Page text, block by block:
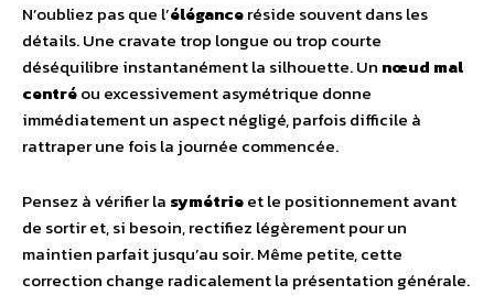
N’oubliez pas que l’éléganceréside souvent dans les
détails. Une cravate trop longue ou trop courte
déséquilibre instantanément la silhouette. Un nœud mal
centréou excessivement asymétrique donne
immédiatement un aspect négligé, parfois difficile à
rattraper une fois la journée commencée.
Pensez à vérifier la symétrieet le positionnement avant
de sortir et, si besoin, rectifiez légèrement pour un
maintien parfait jusqu’au soir. Même petite, cette
correction change radicalement la présentation générale.